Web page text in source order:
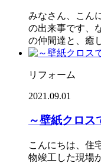
みなさん、こん
の出来事です、
の仲間達と、癒
リフォーム
2021.09.01
～壁紙クロス
こんにちは、住
物竣工した現場